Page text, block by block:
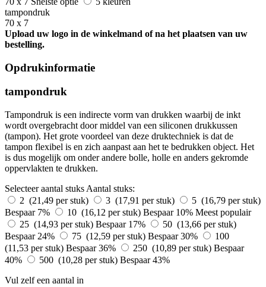
tampondruk
70 x 7
Upload uw logo in de winkelmand of na het plaatsen van uw
bestelling.
Opdrukinformatie
tampondruk
Tampondruk is een indirecte vorm van drukken waarbij de inkt
wordt overgebracht door middel van een siliconen drukkussen
(tampon). Het grote voordeel van deze druktechniek is dat de
tampon flexibel is en zich aanpast aan het te bedrukken object. Het
is dus mogelijk om onder andere bolle, holle en anders gekromde
oppervlakten te drukken.
Selecteer aantal stuks Aantal stuks:
2 (21,49 per stuk)
3 (17,91 per stuk)
5 (16,79 per stuk)
Bespaar 7%
10 (16,12 per stuk) Bespaar 10% Meest populair
25 (14,93 per stuk) Bespaar 17%
50 (13,66 per stuk)
Bespaar 24%
75 (12,59 per stuk) Bespaar 30%
100
(11,53 per stuk) Bespaar 36% 250 (10,89 per stuk) Bespaar
40%
500 (10,28 per stuk) Bespaar 43%
Vul zelf een aantal in